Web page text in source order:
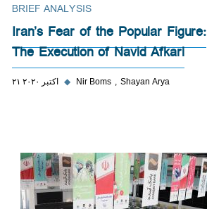
BRIEF ANALYSIS
Iran’s Fear of the Popular Figure:
The Execution of Navid Afkari
۲۱ اکتبر ۲۰۲۰ ◆ Nir Boms Shayan Arya